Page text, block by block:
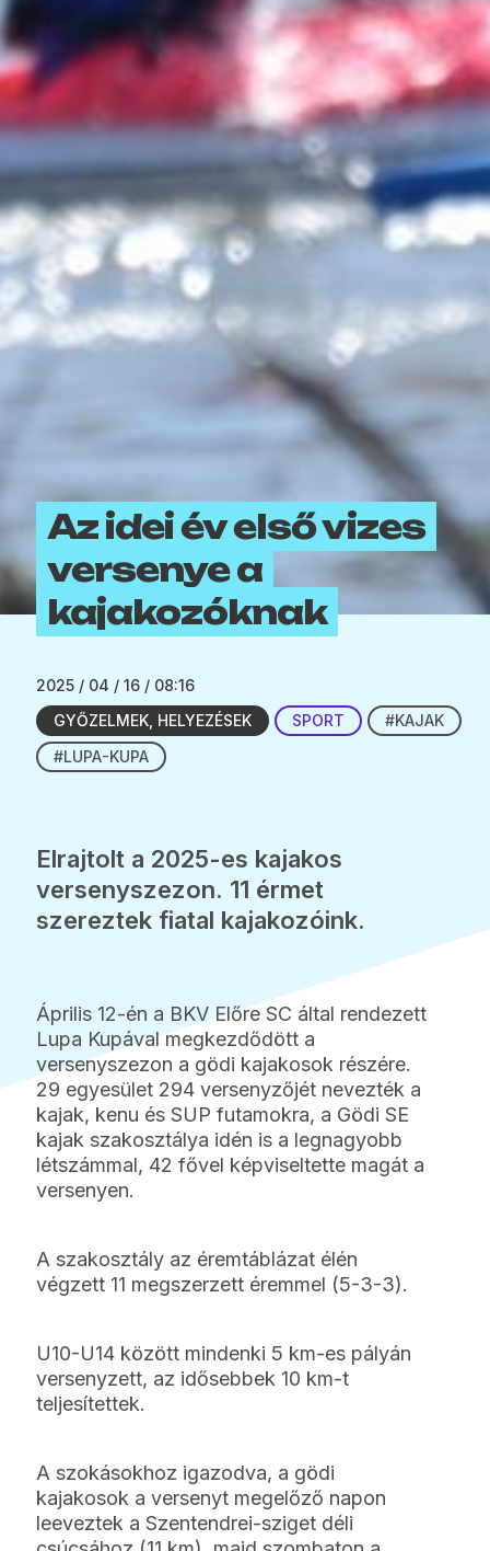
Az idei év első vizes
versenye a
kajakozóknak
2025 / 04 / 16 / 08:16
GYŐZELMEK, HELYEZÉSEK
SPORT
#KAJAK
#LUPA-KUPA
Elrajtolt a 2025-es kajakos
versenyszezon. 11 érmet
szereztek fiatal kajakozóink.
Április 12-én a BKV Előre SC által rendezett
Lupa Kupával megkezdődött a
versenyszezon a gödi kajakosok részére.
29 egyesület 294 versenyzőjét nevezték a
kajak, kenu és SUP futamokra, a Gödi SE
kajak szakosztálya idén is a legnagyobb
létszámmal, 42 fővel képviseltette magát a
versenyen.
A szakosztály az éremtáblázat élén
végzett 11 megszerzett éremmel (5-3-3).
U10-U14 között mindenki 5 km-es pályán
versenyzett, az idősebbek 10 km-t
teljesítettek.
A szokásokhoz igazodva, a gödi
kajakosok a versenyt megelőző napon
leeveztek a Szentendrei-sziget déli